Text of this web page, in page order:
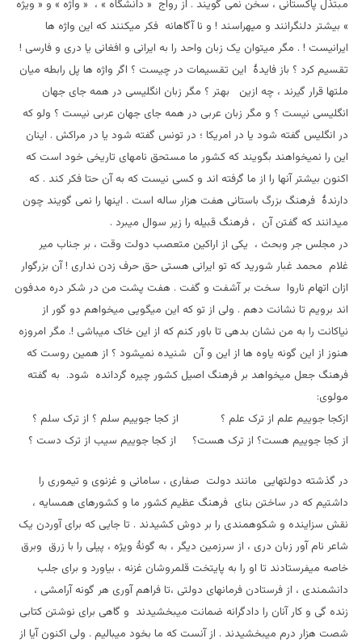
مبتذل پاکستانی ، سخن نمی گویند . از رواج « دانشگاه » ، « واژه » و « ویژه
» بیشتر دلنگرانند و میهراسند ! و نا آگاهانه فکر میکنند که این واژه ها
ایرانیست ! . مگر میتوان یک زبان واحد را به ایرانی و افغانی یا دری و فارسی !
تقسیم کرد ؟ باز فایدۀ این تقسیمات در چیست ؟ اگر واژه ها پل رابطه میان
ملتها قرار گیرند ، چه ازین بهتر ؟ مگر زبان انگلیسی در همه جای جهان
انگلیسی نیست ؟ و مگر زبان عربی در همه جای جهان عربی نیست ؟ ولو که
در انگلیس گفته شود یا در امریکا ؛ در تونس گفته شود یا در مراکش . اینان
این را نمیخواهند بگویند که کشور ما مستحق نامهای تاریخی خود است که
اکنون بیشتر آنها را از ما گرفته اند و کسی نیست که به آن حتا فکر کند . که
دارندۀ فرهنگ بزرگ باستانی هفت هزار ساله است . اینها را نمی گویند چون
میدانند که گفتن آن ، فرهنگ قبیله را زیر سوال میبرد .
در مجلس جر وبحث ، یکی از اراکین متعصب دولت وقت ، بر جناب میر
غلام محمد غبار شورید که تو ایرانی هستی حق حرف زدن نداری ! آن بزرگوار
ازان اتهام ناروا سخت بر آشفت و گفت . هفت پشت من در شکر دره مدفون
اند برویم تا نشانت دهم . ولی از تو که این میگویی میخواهم دو گور از
نیاکانت را به من نشان بدهی تا باور کنم که از این خاک میباشی !. مگر امروزه
هنوز از این گونه یاوه ها از این و آن شنیده نمیشود ؟ از همین روست که
فرهنگ جعل میخواهد بر فرهنگ اصیل کشور چیره گردانده شود. به گفته
مولوی:
ازکجا جوییم علم از ترک علم ؟ از کجا جوییم سلم ؟ از ترک سلم ؟
از کجا جوییم هست؟ از ترک هست؟ از کجا جوییم سیب از ترک دست ؟
در گذشته دولتهایی مانند دولت صفاری ، سامانی و غزنوی و تیموری را
داشتیم که در ساختن بنای فرهنگ عظیم کشور ما و کشورهای همسایه ،
نقش سزاینده و شکوهمندی را بر دوش کشیدند . تا جایی که برای آوردن یک
شاعر نام آور زبان دری ، از سرزمین دیگر ، به گونۀ ویژه ، پیلی را با زرق وبرق
خاصه میفرستادند تا او را به پایتخت قلمروشان غزنه ، بیاورد و برای جلب
دانشمندی ، از فرستادن فرمانهای دولتی ،تا فراهم آوری هر گونه آرامشی ،
زنده گی و کار آنان را دادگرانه ضمانت میبخشیدند و گاهی برای نوشتن کتابی
شصت هزار درم میبخشیدند . از آنست که ما بخود میبالیم . ولی اکنون آیا از